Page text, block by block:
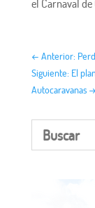
el Carnaval
← Anterior:
Siguiente: El
Autocaravanas→